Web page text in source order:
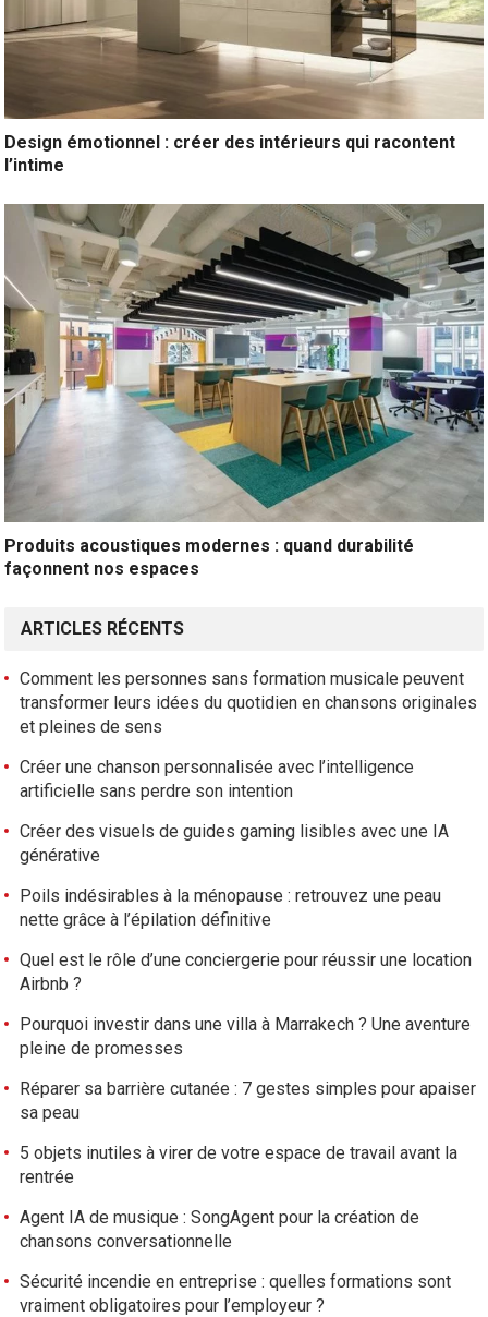
Design émotionnel : créer des intérieurs qui racontent
l’intime
Produits acoustiques modernes : quand durabilité
façonnent nos espaces
ARTICLES RÉCENTS
Comment les personnes sans formation musicale peuvent
transformer leurs idées du quotidien en chansons originales
et pleines de sens
Créer une chanson personnalisée avec l’intelligence
artificielle sans perdre son intention
Créer des visuels de guides gaming lisibles avec une IA
générative
Poils indésirables à la ménopause : retrouvez une peau
nette grâce à l’épilation définitive
Quel est le rôle d’une conciergerie pour réussir une location
Airbnb ?
Pourquoi investir dans une villa à Marrakech ? Une aventure
pleine de promesses
Réparer sa barrière cutanée : 7 gestes simples pour apaiser
sa peau
5 objets inutiles à virer de votre espace de travail avant la
rentrée
Agent IA de musique : SongAgent pour la création de
chansons conversationnelle
Sécurité incendie en entreprise : quelles formations sont
vraiment obligatoires pour l’employeur ?